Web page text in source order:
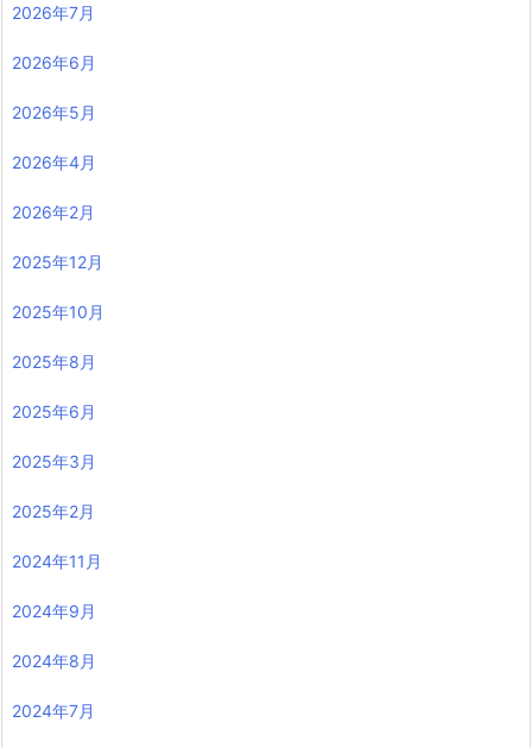
2026年7月
2026年6月
2026年5月
2026年4月
2026年2月
2025年12月
2025年10月
2025年8月
2025年6月
2025年3月
2025年2月
2024年11月
2024年9月
2024年8月
2024年7月